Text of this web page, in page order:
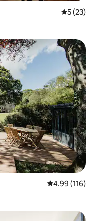
平均评分
5 (23)
平均评分 4.99
4.99 (116)